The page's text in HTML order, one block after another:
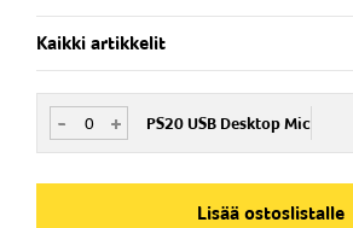
Kaikki artikkelit
+
- PS20 USB Desktop Mic
Nim. Nro
Lisää ostoslistalle